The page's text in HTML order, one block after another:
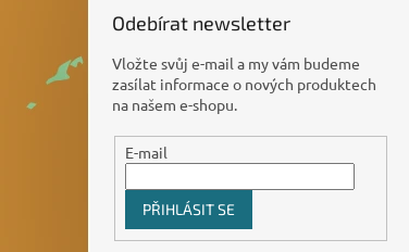
Odebírat newsletter
Vložte svůj e-mail a my vám budeme
zasílat informace o nových produktech
na našem e-shopu.
E-mail
PŘIHLÁSIT SE